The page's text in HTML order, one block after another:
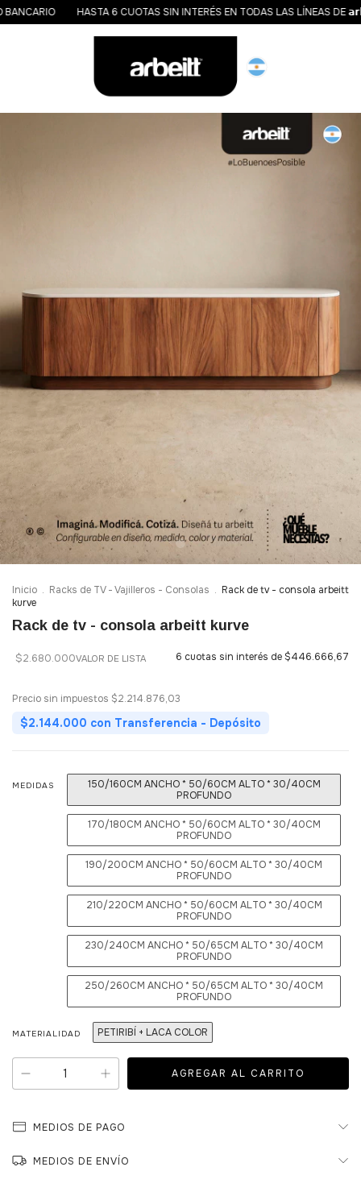
HASTA 6 CUOTAS SIN INTERÉS EN TODAS LAS LÍNEAS DE
Inicio . Racks de TV - Vajilleros - Consolas . Rack de tv - consola arbeitt
kurve
Rack de tv - consola arbeitt kurve
$2.680.000 6 cuotas sin interés de$446.666,67
Precio sin impuestos $2.214.876,03
$2.144.000 con Transferencia - Depósito
MEDIDAS
150/160CM ANCHO * 50/60CM ALTO * 30/40CM
PROFUNDO
170/180CM ANCHO * 50/60CM ALTO * 30/40CM
PROFUNDO
190/200CM ANCHO * 50/60CM ALTO * 30/40CM
PROFUNDO
210/220CM ANCHO * 50/60CM ALTO * 30/40CM
PROFUNDO
230/240CM ANCHO * 50/65CM ALTO * 30/40CM
PROFUNDO
250/260CM ANCHO * 50/65CM ALTO * 30/40CM
PROFUNDO
MATERIALIDAD PETIRIBÍ + LACA COLOR
MEDIOS DE PAGO
MEDIOS DE ENVÍO